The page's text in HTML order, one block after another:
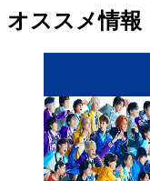
オススメ情報